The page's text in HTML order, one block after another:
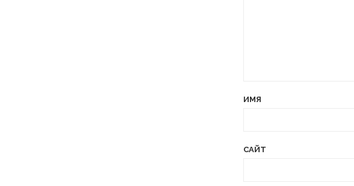
ИМЯ
САЙТ